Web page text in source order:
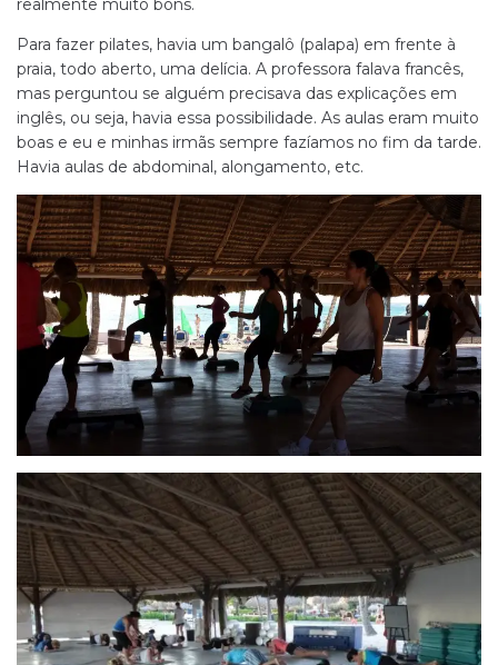
Para fazer pilates, havia um bangalô (palapa) em frente à
praia, todo aberto, uma delícia. A professora falava francês,
mas perguntou se alguém precisava das explicações em
inglês, ou seja, havia essa possibilidade. As aulas eram muito
boas e eu e minhas irmãs sempre fazíamos no fim da tarde.
Havia aulas de abdominal, alongamento, etc.